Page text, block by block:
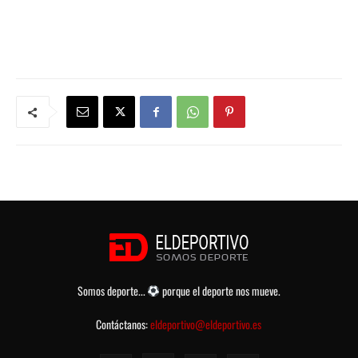
Somos deporte...
porque el deporte nos mueve.
Contáctanos:eldeportivo@eldeportivo.es